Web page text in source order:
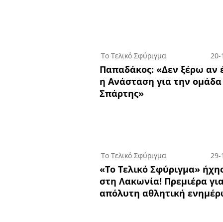
Το Τελικό Σφύριγμα
Παπαδάκος: «Δεν ξέρω αν
η Ανάσταση για την ομάδα
Σπάρτης»
Το Τελικό Σφύριγμα
«Tο Τελικό Σφύριγμα»
στη Λακωνία! Πρεμιέρα
απόλυτη αθλητική